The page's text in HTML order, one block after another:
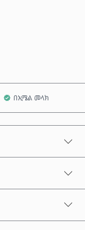
በኢሜል መላክ